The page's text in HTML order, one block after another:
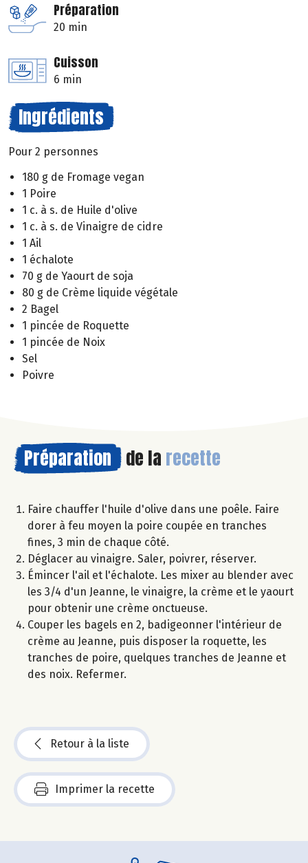
Préparation
20 min
Cuisson
6 min
Ingrédients
Pour 2 personnes
180 g de Fromage vegan
1 Poire
1 c. à s. de Huile d'olive
1 c. à s. de Vinaigre de cidre
1 Ail
1 échalote
70 g de Yaourt de soja
80 g de Crème liquide végétale
2 Bagel
1 pincée de Roquette
1 pincée de Noix
Sel
Poivre
Préparation de la recette
Faire chauffer l'huile d'olive dans une poêle. Faire
dorer à feu moyen la poire coupée en tranches
fines, 3 min de chaque côté.
Déglacer au vinaigre. Saler, poivrer, réserver.
Émincer l'ail et l'échalote. Les mixer au blender avec
les 3/4 d'un Jeanne, le vinaigre, la crème et le yaourt
pour obtenir une crème onctueuse.
Couper les bagels en 2, badigeonner l'intérieur de
crème au Jeanne, puis disposer la roquette, les
tranches de poire, quelques tranches de Jeanne et
des noix. Refermer.
Retour à la liste
Imprimer la recette